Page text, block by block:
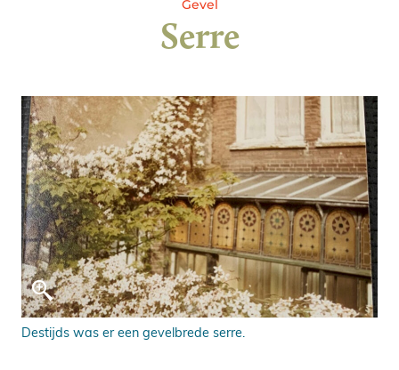
Gevel
Serre
Destijds was er een gevelbrede serre.